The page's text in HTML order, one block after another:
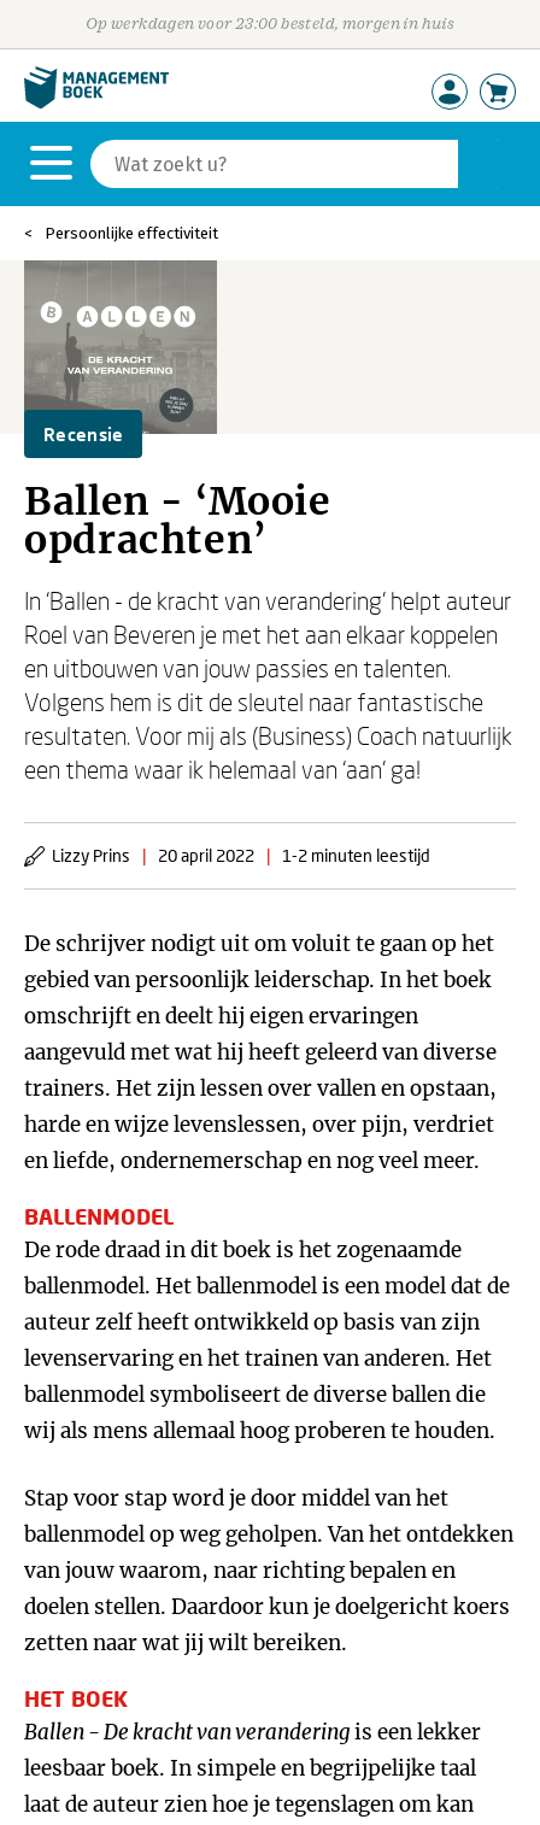
Op werkdagen voor 23:00 besteld, morgen in huis
Persoonlijke effectiviteit
Recensie
Ballen - ‘Mooie
opdrachten’
In ‘Ballen - de kracht van verandering’ helpt auteur
Roel van Beveren je met het aan elkaar koppelen
en uitbouwen van jouw passies en talenten.
Volgens hem is dit de sleutel naar fantastische
resultaten. Voor mij als (Business) Coach natuurlijk
een thema waar ik helemaal van ‘aan’ ga!
Lizzy Prins | 20 april 2022 | 1-2 minuten leestijd
De schrijver nodigt uit om voluit te gaan op het
gebied van persoonlijk leiderschap. In het boek
omschrijft en deelt hij eigen ervaringen
aangevuld met wat hij heeft geleerd van diverse
trainers. Het zijn lessen over vallen en opstaan,
harde en wijze levenslessen, over pijn, verdriet
en liefde, ondernemerschap en nog veel meer.
BALLENMODEL
De rode draad in dit boek is het zogenaamde
ballenmodel. Het ballenmodel is een model dat de
auteur zelf heeft ontwikkeld op basis van zijn
levenservaring en het trainen van anderen. Het
ballenmodel symboliseert de diverse ballen die
wij als mens allemaal hoog proberen te houden.
Stap voor stap word je door middel van het
ballenmodel op weg geholpen. Van het ontdekken
van jouw waarom, naar richting bepalen en
doelen stellen. Daardoor kun je doelgericht koers
zetten naar wat jij wilt bereiken.
HET BOEK
Ballen -De kracht van veranderingis een lekker
leesbaar boek. In simpele en begrijpelijke taal
laat de auteur zien hoe je tegenslagen om kan